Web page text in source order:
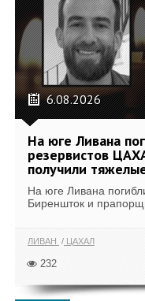
6.08.2026
На юге Ливана
резервистов
получили
На юге Ливана
Биреншток и
ЛИВАН ЦАХАЛ
232